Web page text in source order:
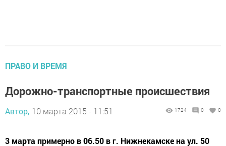
ПРАВО И ВРЕМЯ
Дорожно-транспортные происшествия
Автор, 10 марта 2015 - 11:51 1724 0 0
3 марта примерно в 06.50 в г. Нижнекамске на ул. 50